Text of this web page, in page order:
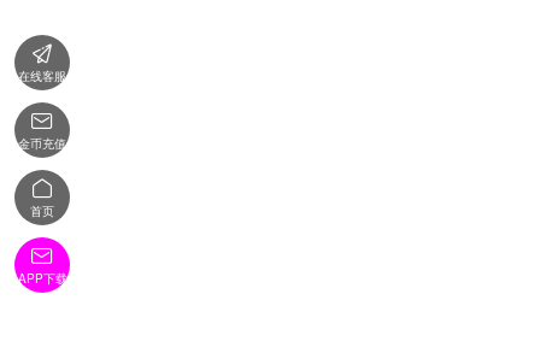

在线客服

金币充值

首页

APP下载